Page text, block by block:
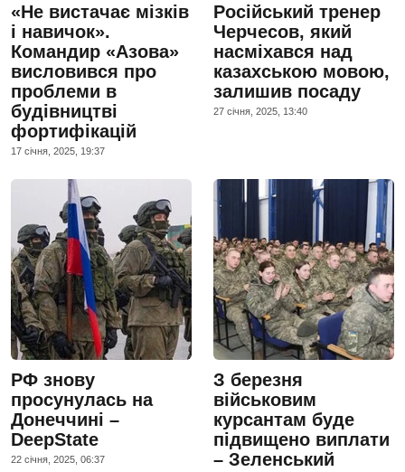
«Не вистачає мізків
і навичок».
Командир «Азова»
висловився про
проблеми в
будівництві
фортифікацій
17 сiчня, 2025, 19:37
Російський тренер
Черчесов, який
насміхався над
казахською мовою,
залишив посаду
27 сiчня, 2025, 13:40
РФ знову
просунулась на
Донеччині –
DeepState
22 сiчня, 2025, 06:37
З березня
військовим
курсантам буде
підвищено виплати
– Зеленський